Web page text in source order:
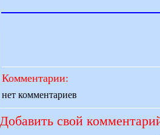
Комментарии:
нет комментариев
Добавить свой